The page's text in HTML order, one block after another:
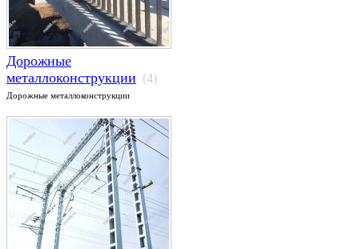
Дорожные
металлоконструкции (4)
Дорожные металлоконструкции